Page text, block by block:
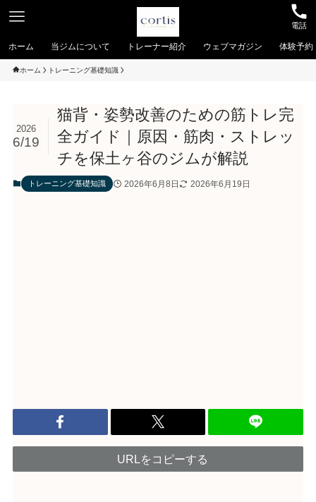
電話
ホーム 当ジムについて トレーナー紹介 ウェブマガジン 体験予約
ホーム トレーニング基礎知識
猫背・姿勢改善のための筋トレ完
全ガイド｜原因・筋肉・ストレッ
チを保土ヶ谷のジムが解説
2026
6/19
トレーニング基礎知識 2026年6月8日 2026年6月19日
URLをコピーする